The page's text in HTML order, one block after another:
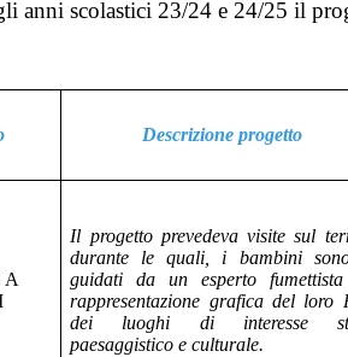
anni scolastici 23/24 e 24/25 il
Descrizione progetto
A
Il progetto prevedeva visite sul
durante le quali, i bambini
guidati da un esperto
rappresentazione grafica del loro
dei luoghi di interesse
paesaggistico e culturale.